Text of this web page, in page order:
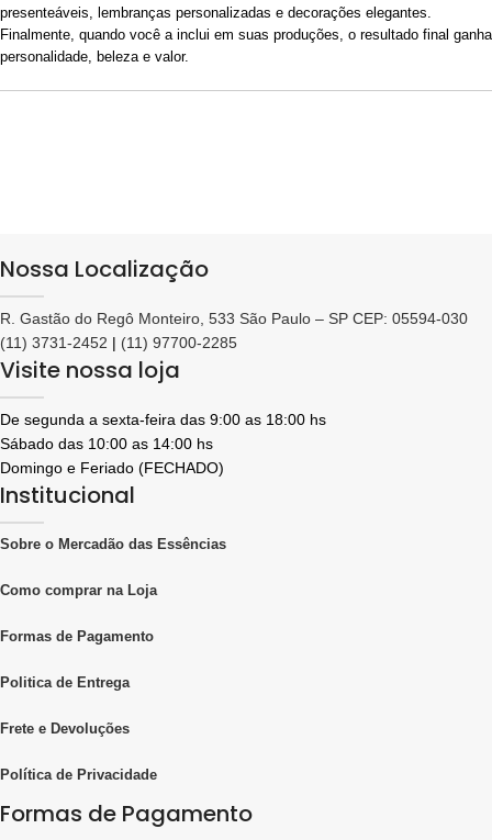
presenteáveis, lembranças personalizadas e decorações elegantes.
Finalmente, quando você a inclui em suas produções, o resultado final ganha
personalidade, beleza e valor.
Nossa Localização
R. Gastão do Regô Monteiro, 533 São Paulo – SP CEP: 05594-030
(11) 3731-2452 | (11) 97700-2285
Visite nossa loja
De segunda a sexta-feira das 9:00 as 18:00 hs
Sábado das 10:00 as 14:00 hs
Domingo e Feriado (FECHADO)
Institucional
Sobre o Mercadão das Essências
Como comprar na Loja
Formas de Pagamento
Politica de Entrega
Frete e Devoluções
Política de Privacidade
Formas de Pagamento